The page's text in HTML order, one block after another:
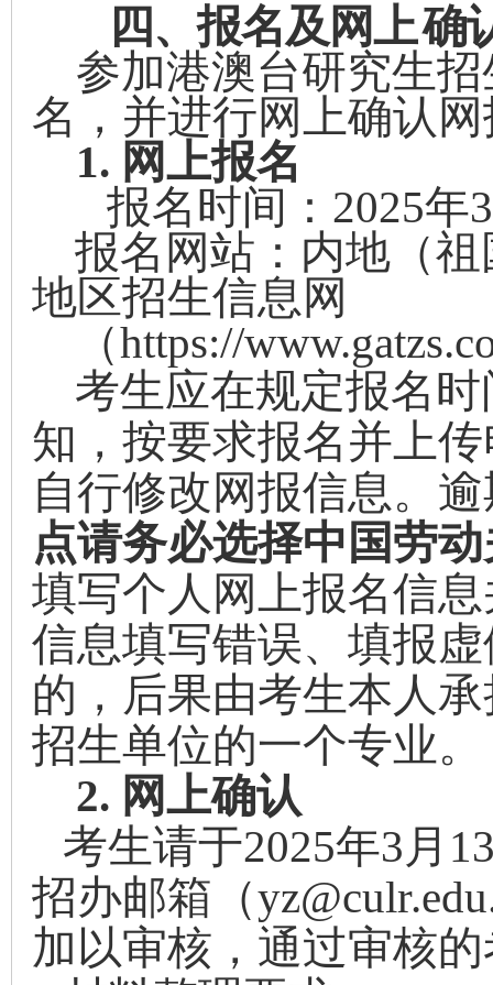
四、报名及 网上确
参加港澳台研究生
名，并进行网上确认
1. 网上报名
报名时间： 2025年3
报名网站：内地（
地区招生信息网
（https://
考生应在规定报名
知，按要求报名并上
自行修改网报信息。
点请务必选择中国劳
填写个人网上报名信
信息填写错误、填报
的，后果由考生本人
招生单位的一个专业。
2. 网上确认
考生请于2025年3月
招办邮箱（
加以审核，通过审核